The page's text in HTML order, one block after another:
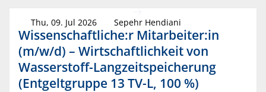
Thu, 09. Jul 2026 Sepehr Hendiani
Wissenschaftliche:r Mitarbeiter:in
(m/w/d) – Wirtschaftlichkeit von
Wasserstoff-Langzeitspeicherung
(Entgeltgruppe 13 TV-L, 100 %)